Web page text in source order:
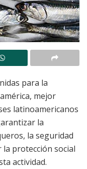
para la
mejor
latinoamericanos
la
la seguridad
protección social
actividad.